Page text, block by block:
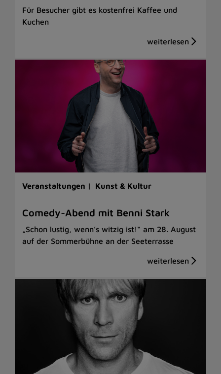
Für Besucher gibt es kostenfrei Kaffee und
Kuchen
Veranstaltungen | Kunst & Kultur
Comedy-Abend mit Benni Stark
„Schon lustig, wenn’s witzig ist!“ am 28. August
auf der Sommerbühne an der Seeterrasse